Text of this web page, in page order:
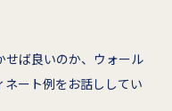
せば良いのか、ウォール
ート例をお話ししてい